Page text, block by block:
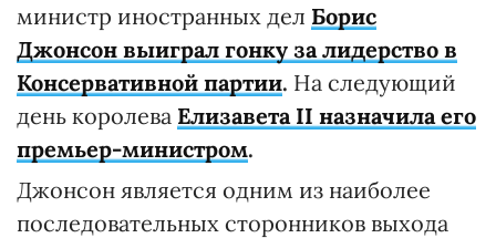
министр иностранных дел Борис
Джонсон выиграл гонку за лидерство в
Консервативной партии. На следующий
день королева Елизавета II назначила его
премьер-министром.
Джонсон является одним из наиболее
последовательных сторонников выхода